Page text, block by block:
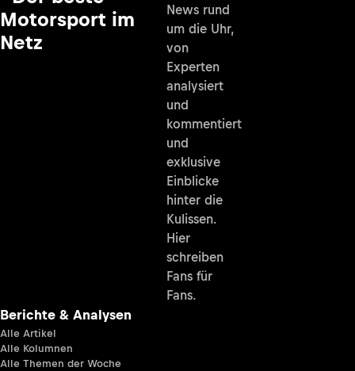
Motorsport im
Netz
News rund
um die Uhr,
von
Experten
analysiert
und
kommentiert
und
exklusive
Einblicke
hinter die
Kulissen.
Hier
schreiben
Fans für
Fans.
Berichte & Analysen
Alle Artikel
Alle Kolumnen
Alle Themen der Woche